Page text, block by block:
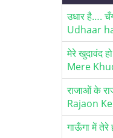
उधार है….
Udhaar
मेरे खुदावंद
Mere
राजाओं के
Rajaon
गाऊँगा में तेरे